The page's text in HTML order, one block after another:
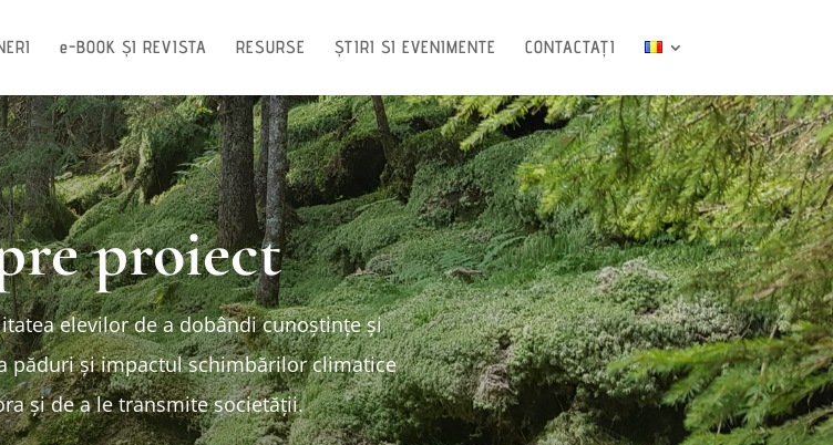
e-BOOK ȘI REVISTA RESURSE ȘTIRI SI EVENIMENTE CONTACTAȚI
proiect
elevilor de a dobândi cunoștințe și
păduri și impactul schimbărilor climatice
și de a le transmite societății.